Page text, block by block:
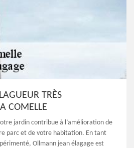
TRÈS
COMELLE
jardin contribue à l’amélioration de
parc et de votre habitation. En tant
Ollmann jean élagage est